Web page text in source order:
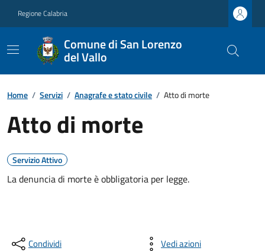
Regione Calabria
Comune di San Lorenzo
del Vallo
Home / Servizi / Anagrafe e stato civile / Atto di morte
Atto di morte
Servizio Attivo
La denuncia di morte è obbligatoria per legge.
Condividi Vedi azioni